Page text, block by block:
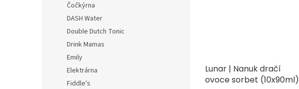
Čočkýrna
DASH Water
Double Dutch Tonic
Drink Mamas
Emily
Elektrárna
Fiddle's
Lunar | Nanuk dračí
ovoce sorbet (10x90ml)